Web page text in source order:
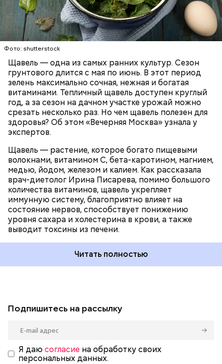
Фото: shutterstock
Щавель — одна из самых ранних культур. Сезон
грунтового длится с мая по июнь. В этот период
зелень максимально сочная, нежная и богатая
витаминами. Тепличный щавель доступен круглый
год, а за сезон на дачном участке урожай можно
срезать несколько раз. Но чем щавель полезен для
здоровья? Об этом «Вечерняя Москва» узнала у
экспертов.
Щавель — растение, которое богато пищевыми
волокнами, витамином С, бета-каротином, магнием,
медью, йодом, железом и калием. Как рассказала
врач-диетолог Ирина Писарева, помимо большого
количества витаминов, щавель укрепляет
иммунную систему, благоприятно влияет на
состояние нервов, способствует понижению
уровня сахара и холестерина в крови, а также
выводит токсины из печени.
Опасность же щавеля состоит в том, что он
содержит большое количество щавелевой кислоты,
которая может способствовать образованию
Читать полностью
ЗДОРОВЬЕ ВРАЧИ
РАСТЕНИЯ
ПРОДУКТЫ
Подпишитесь на рассылку
Я даю согласие на обработку своих
персональных данных.